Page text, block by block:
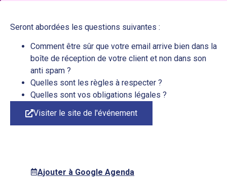
Seront abordées les questions suivantes :
Comment être sûr que votre email arrive bien dans la
boîte de réception de votre client et non dans son
anti spam ?
Quelles sont les règles à respecter ?
Quelles sont vos obligations légales ?
Visiter le site de l'événement
Ajouter à Google Agenda